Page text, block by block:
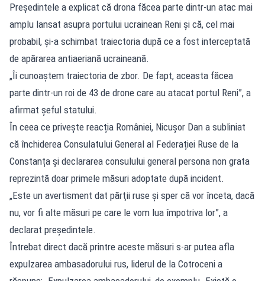
Președintele a explicat că drona făcea parte dintr-un atac mai
amplu lansat asupra portului ucrainean Reni și că, cel mai
probabil, și-a schimbat traiectoria după ce a fost interceptată
de apărarea antiaeriană ucraineană.
„Îi cunoaştem traiectoria de zbor. De fapt, aceasta făcea
parte dintr-un roi de 43 de drone care au atacat portul Reni”, a
afirmat șeful statului.
În ceea ce privește reacția României, Nicușor Dan a subliniat
că închiderea Consulatului General al Federației Ruse de la
Constanța și declararea consulului general persona non grata
reprezintă doar primele măsuri adoptate după incident.
„Este un avertisment dat părţii ruse şi sper că vor înceta, dacă
nu, vor fi alte măsuri pe care le vom lua împotriva lor”, a
declarat președintele.
Întrebat direct dacă printre aceste măsuri s-ar putea afla
expulzarea ambasadorului rus, liderul de la Cotroceni a